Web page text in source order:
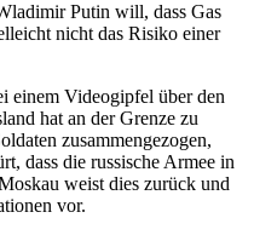
Putin will, dass Gas
nicht das Risiko einer
einem Videogipfel über den
hat an der Grenze zu
zusammengezogen,
dass die russische Armee in
weist dies zurück und
vor.